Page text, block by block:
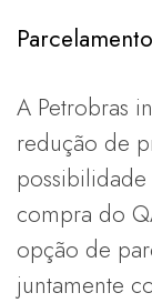
A Petrobras
redução de
compra do
opção de
juntamente